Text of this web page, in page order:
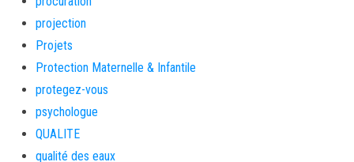
projection
Projets
Protection Maternelle & Infantile
protegez-vous
psychologue
QUALITE
qualité des eaux